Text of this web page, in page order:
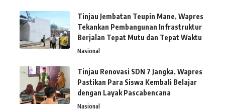
Tinjau Jembatan Teupin Mane, Wapres
Tekankan Pembangunan Infrastruktur
Berjalan Tepat Mutu dan Tepat Waktu
Nasional
Tinjau Renovasi SDN 7 Jangka, Wapres
Pastikan Para Siswa Kembali Belajar
dengan Layak Pascabencana
Nasional